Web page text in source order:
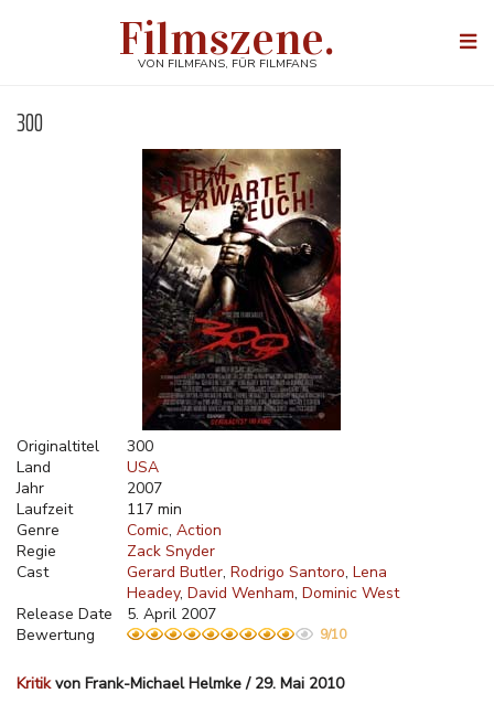
Filmszene.
VON FILMFANS, FÜR FILMFANS
300
Originaltitel
300
Land
USA
Jahr
2007
Laufzeit
117 min
Genre
Comic Action
Regie
Zack Snyder
Cast
Gerard Butler Rodrigo Santoro Lena
Headey David Wenham Dominic West
Release Date
5. April 2007
Bewertung
9/10
Kritikvon Frank-Michael Helmke / 29. Mai 2010